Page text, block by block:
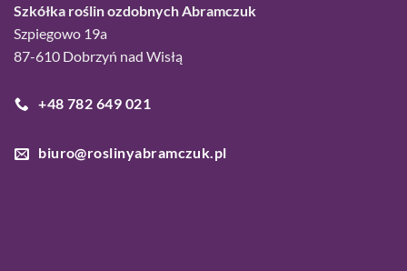
Szkółka roślin ozdobnych Abramczuk
Szpiegowo 19a
87-610 Dobrzyń nad Wisłą
+48 782 649 021
biuro@roslinyabramczuk.pl